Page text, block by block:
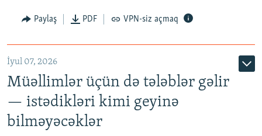
Paylaş PDF VPN-siz açmaq
İyul 07, 2026
Müəllimlər üçün də tələblər gəlir
— istədikləri kimi geyinə
bilməyəcəklər